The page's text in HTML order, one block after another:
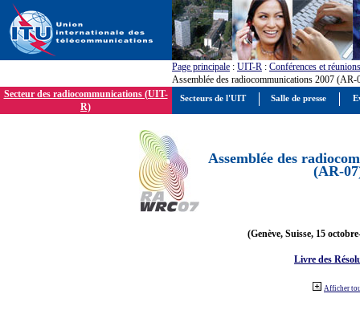
Page principale : UIT-R : Conférences et réunions
Assemblée des radiocommunications 2007 (AR-
Secteur des radiocommunications (UIT-
R)
Assemblée des
(AR-
(Genève, Suisse, 15
Livre des
Afficher
Secteurs de l'UIT Salle de presse